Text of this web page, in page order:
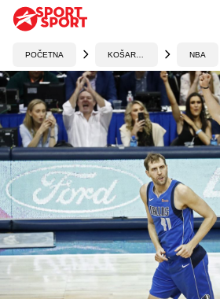
POČETNA NBA